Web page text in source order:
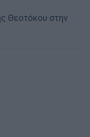
Θεοτόκου στην